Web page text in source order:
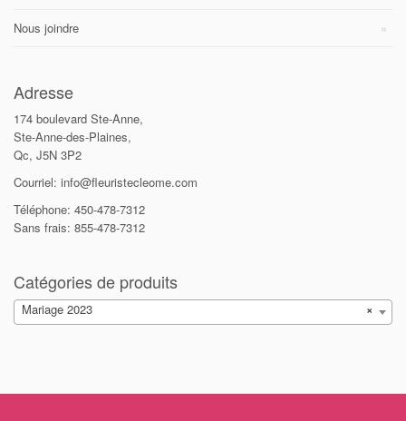
Nous joindre
Adresse
174 boulevard Ste-Anne,
Ste-Anne-des-Plaines,
Qc, J5N 3P2
Courriel: info@fleuristecleome.com
Téléphone: 450-478-7312
Sans frais: 855-478-7312
Catégories de produits
×
Mariage 2023